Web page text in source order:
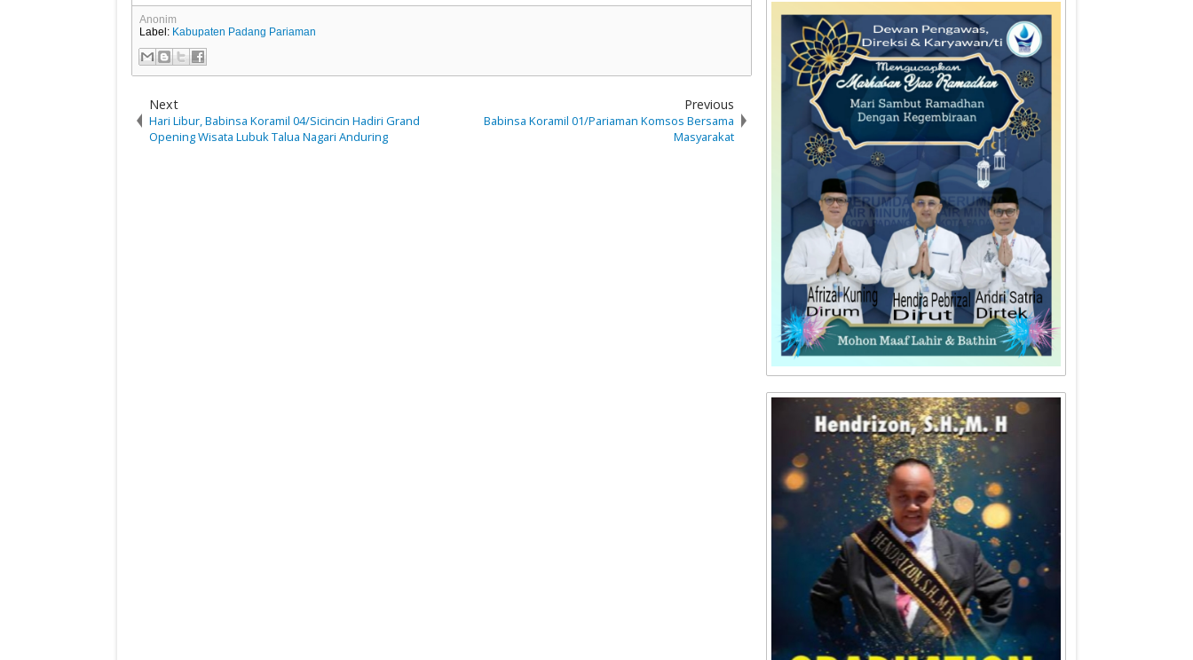
Anonim
Label: Kabupaten Padang Pariaman
Next
Hari Libur, Babinsa Koramil 04/Sicincin Hadiri Grand
Opening Wisata Lubuk Talua Nagari Anduring
Previous
Babinsa Koramil 01/Pariaman Komsos Bersama
Masyarakat